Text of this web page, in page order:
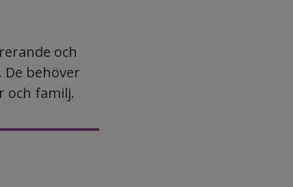
och
behöver
och familj.